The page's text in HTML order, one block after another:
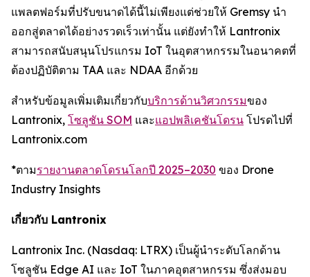
แพลตฟอร์มที่ปรับขนาดได้นี้ไม่เพียงแต่ช่วยให้ Gremsy นำ
ออกสู่ตลาดได้อย่างรวดเร็วเท่านั้น แต่ยังทำให้ Lantronix
สามารถสนับสนุนโปรแกรม IoT ในอุตสาหกรรมในอนาคตที่
ต้องปฏิบัติตาม TAA และ NDAA อีกด้วย
สำหรับข้อมูลเพิ่มเติมเกี่ยวกับบริการด้านวิศวกรรมของ
Lantronix, โซลูชัน SOM และแอปพลิเคชันโดรน โปรดไปที่
Lantronix.com
*ตามรายงานตลาดโดรนโลกปี 2025–2030 ของ Drone
Industry Insights
เกี่ยวกับ Lantronix
Lantronix Inc. (Nasdaq: LTRX) เป็นผู้นำระดับโลกด้าน
โซลูชัน Edge AI และ IoT ในภาคอุตสาหกรรม ซึ่งส่งมอบ